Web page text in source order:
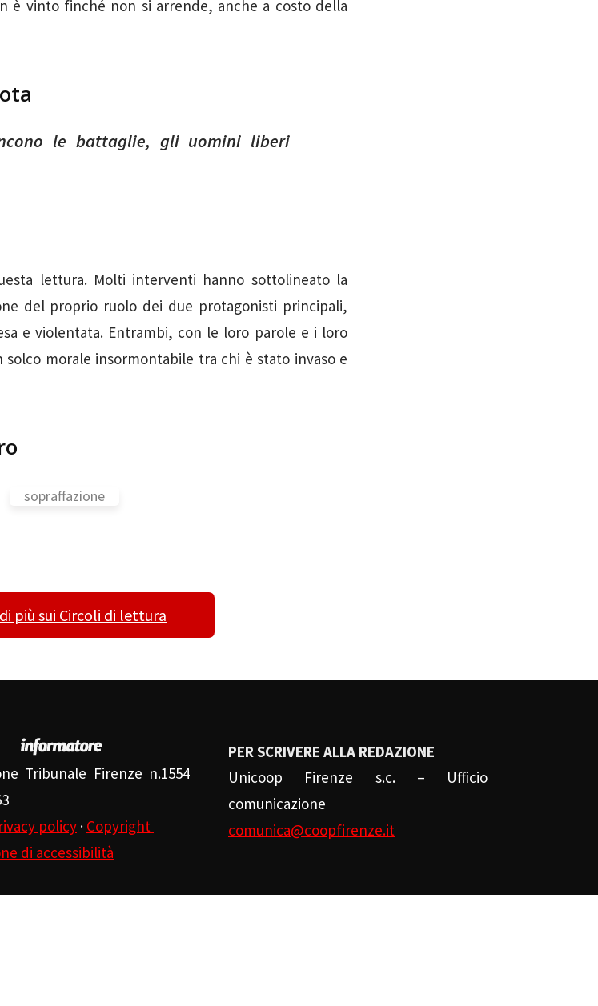
è vinto finché non si arrende, anche a costo della
le battaglie, gli uomini liberi
lettura. Molti interventi hanno sottolineato la
del proprio ruolo dei due protagonisti principali,
e violentata. Entrambi, con le loro parole e i loro
morale insormontabile tra chi è stato invaso e
sopraffazione
più sui Circoli di lettura
Tribunale Firenze n.1554
policy · Copyright
di accessibilità
PER SCRIVERE ALLA REDAZIONE
Unicoop Firenze s.c. – Ufficio
comunicazione
comunica@coopfirenze.it